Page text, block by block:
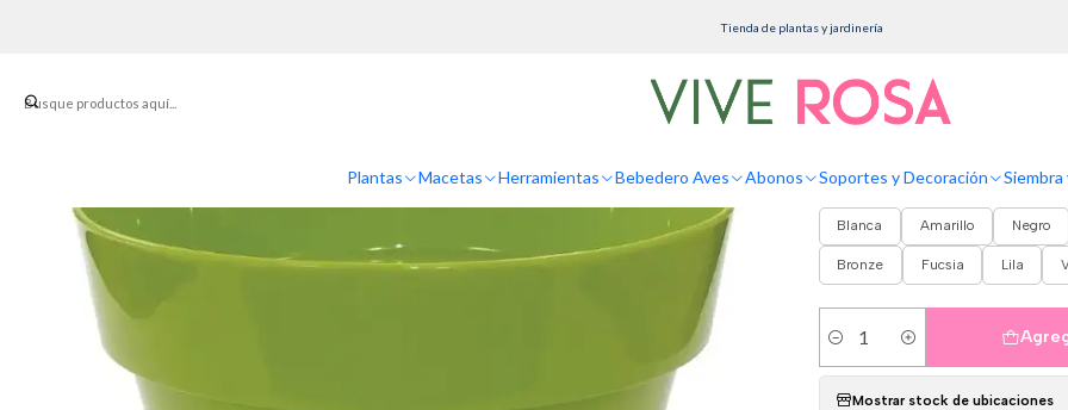
Plantas Macetas Herramientas Bebedero Aves Abonos Soportes y Decoración
Tienda de plantas y jardinería
Maceta Plástica Milán Brillante 18cm Diámetro x16cm Alto
Maceta Plástica
Blanca Amarillo Negro
Bronze Fucsia Lila
Cantidad
Mostrar stock de ubicaciones